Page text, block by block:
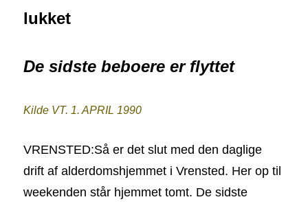
lukket
De sidste beboere er flyttet
Kilde VT. 1. APRIL 1990
VRENSTED:Så er det slut med den daglige
drift af alderdomshjemmet i Vrensted. Her op til
weekenden står hjemmet tomt. De sidste